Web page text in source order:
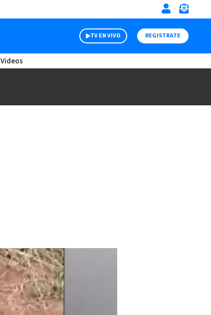
TV EN VIVO REGISTRATE
Videos